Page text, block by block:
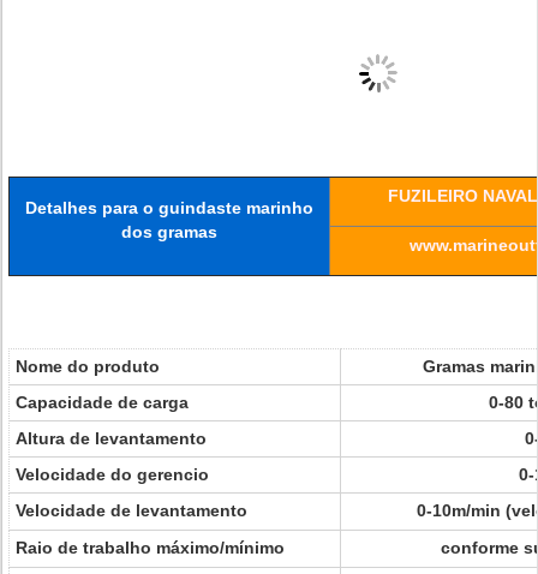
Detalhes para o guindaste marinho
dos gramas
FUZILEIRO
Nome do produto
Gramas
Capacidade de carga
0-80
Altura de levantamento
Velocidade do gerencio
0-
Velocidade de levantamento
0-10m/min
Raio de trabalho máximo/mínimo
conforme